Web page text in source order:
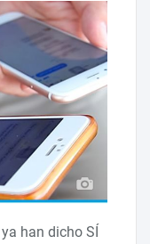
han dicho SÍ